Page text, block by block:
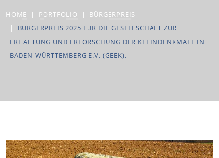
HOME PORTFOLIO
BÜRGERPREIS
BÜRGERPREIS 2025 FÜR DIE GESELLSCHAFT ZUR
ERHALTUNG UND ERFORSCHUNG DER KLEINDENKMALE IN
BADEN-WÜRTTEMBERG E.V. (GEEK).